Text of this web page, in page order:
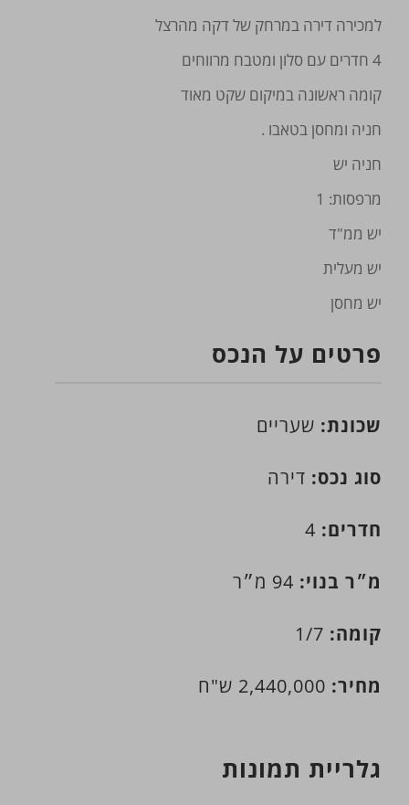
למכירה דירה במרחק של דקה מהרצל
4 חדרים עם סלון ומטבח מרווחים
קומה ראשונה במיקום שקט מאוד
חניה ומחסן בטאבו .
חניה יש
מרפסות: 1
יש ממ"ד
יש מעלית
יש מחסן
פרטים על הנכס
שכונת: שעריים
סוג נכס: דירה
חדרים: 4
מ״ר בנוי:
קומה:
מחיר:
גלריית תמונות